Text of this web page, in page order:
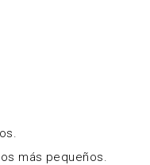
más pequeños.